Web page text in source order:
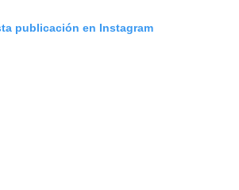
publicación en Instagram